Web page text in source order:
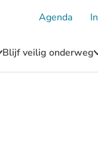
Blijf veilig onderweg
Agenda